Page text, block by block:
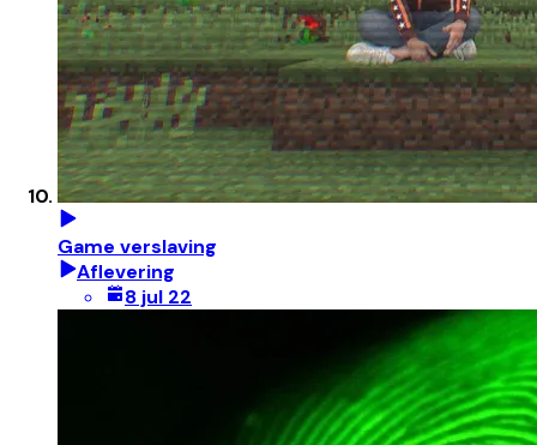
Game verslaving
Aflevering
8 jul 22